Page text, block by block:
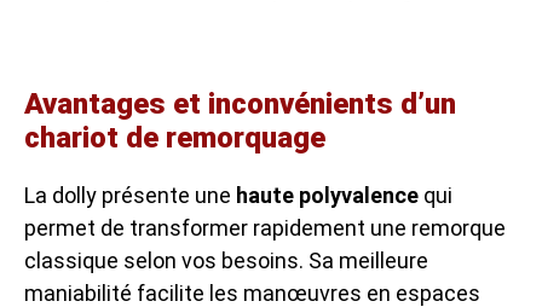
Avantages et inconvénients d’un
chariot de remorquage
La dolly présente une haute polyvalence qui
permet de transformer rapidement une remorque
classique selon vos besoins. Sa meilleure
maniabilité facilite les manœuvres en espaces